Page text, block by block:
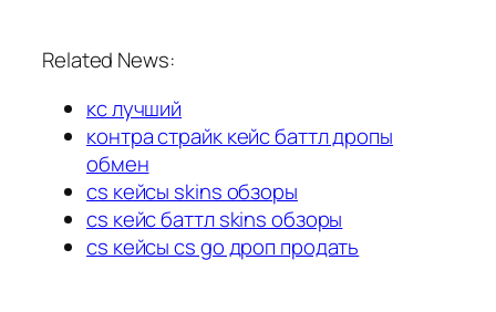
Related News:
кс лучший
контра страйк кейс баттл дропы
обмен
cs кейсы skins обзоры
cs кейс баттл skins обзоры
cs кейсы cs go дроп продать